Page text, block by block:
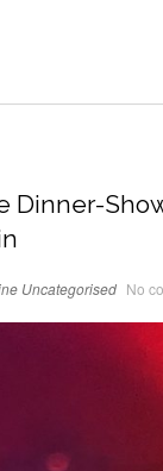
Uncategorised No